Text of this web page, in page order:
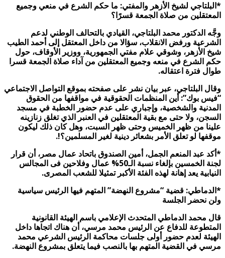
*البلتاجي لشيخ الأزهر والمفتي: ما حكم الشرع في منعي وجميع
المعتقلين من صلاة الجمعة قسرًا؟
وجَّه الدكتور محمد البلتاجي، القيادي بالتحالف الوطني لدعم
الشرعية ورفض الانقلاب، سؤالا من داخل المعتقل إلى أحمد الطيب
شيخ الأزهر، وشوقي علام مفتي الجمهورية، ووزير الأوقاف، حول
حكم الشرع في منعه وجميع المعتقلين من آداء صلاة الجمعة قسرا
طوال فترة اعتقاله.
وقال البلتاجي، عبر بيان نشر على صفحته بموقع التواصل الاجتماعي
“فيس بوك”: أين المنظمات الحقوقية في مواقفها من الحقوق
المدنية والشخصية، وإجباري على عدم حضور الخطبة في مسجد
السجن، ولا حتى مع بقية المعتقلين في العنبر الذي تغلق زنازينه
علينا من ظهر الخميس وحتى ظهر السبت، وهل كان ذلك ليكون
موقفها لو تعلق الأمر بشعائر دينية لغير المسلمين؟!.
*أكد عبد المنعم الجمل، أمين الصندوق باتحاد عمال مصر، أن قرار
لجنة الخمسين بإلغاء نسبة الـ50% عمال وفلاحين فى المجالس
النيابية يعد إهانة لهذه الفئة الأكبر تمثيلا للشعب المصرى.
*الدماطي: قضية “مشروع النهضة” المتهم فيها الرئيس سياسية
ولن نحضر الجلسة
قال محمد الدماطي المتحدث الإعلامي باسم الهيئة القانونية
المتطوعة للدفاع عن الرئيس محمد مرسي، أن هناك اتجاها داخل
الهيئة لعدم حضور أولى جلسات محاكمة الرئيس الشرعي محمد
مرسي في القضية المتهم بها بالنصب فيما يتعلق بمشروع النهضة.